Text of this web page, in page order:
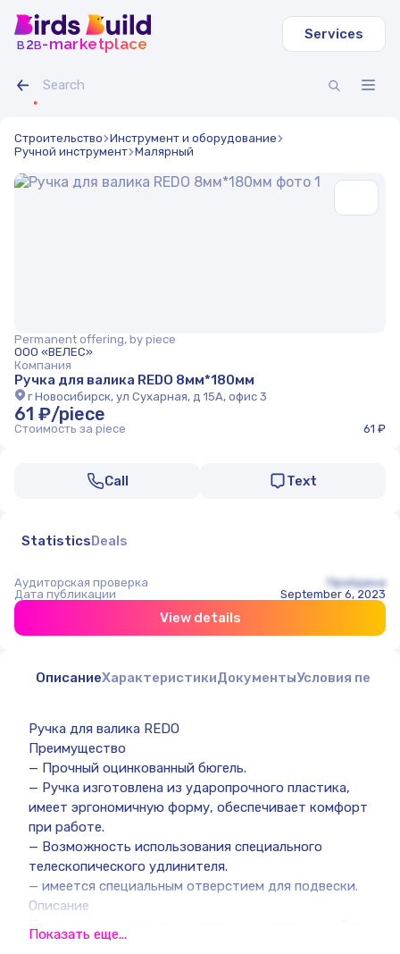
b2b-marketplace
Services
Строительство Инструмент и оборудование
Ручной инструмент Малярный
Permanent offering, by piece
ООО «ВЕЛЕС»
Компания
Ручка для валика REDO 8мм*180мм
г Новосибирск, ул Сухарная, д 15А, офис 3
61 ₽/piece
Стоимость за piece 61 ₽
Call Text
StatisticsDeals
Аудиторская проверка
Пройдена
Дата публикации
September 6, 2023
View details
ОписаниеХарактеристикиДокументыУсловия
Ручка для валика REDO
Преимущество
— Прочный оцинкованный бюгель.
— Ручка изготовлена из ударопрочного пластика,
имеет эргономичную форму, обеспечивает комфорт
при работе.
— Возможность использования специального
телескопического удлинителя.
— имеется специальным отверстием для подвески.
Описание
Предназначена для осуществления малярных работ
совместно с малярным роликом.
Показать еще...